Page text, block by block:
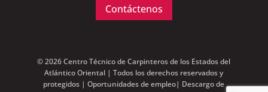
Contáctenos
© 2026 Centro Técnico de Carpinteros de los Estados del
Atlántico Oriental | Todos los derechos reservados y
protegidos |Oportunidades de empleo| Descargo de